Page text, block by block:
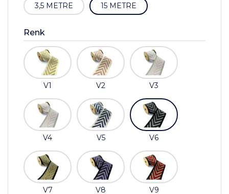
3,5 METRE 15 METRE
Renk
V1 V2 V3
V4 V5 V6
V7 V8 V9